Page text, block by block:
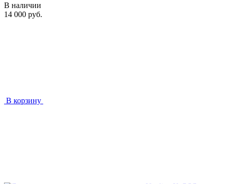
В наличии
14 000 руб.
В корзину